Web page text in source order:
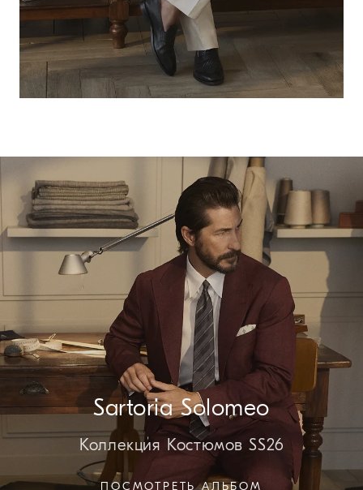
Sartoria Solomeo
Коллекция Костюмов SS26
ПОСМОТРЕТЬ АЛЬБОМ